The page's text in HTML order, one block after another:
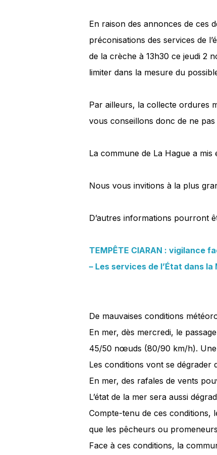
En raison des annonces de ces
préconisations des services de
de la crèche à 13h30 ce jeudi 2
limiter dans la mesure du
Par ailleurs, la collecte ordures
vous conseillons donc de ne
La commune de La Hague a
Nous vous invitions à la plus
D’autres informations pourront
TEMPÊTE CIARAN : vigilance
– Les services de l’État dans la
De mauvaises conditions
En mer, dès mercredi, le
45/50 nœuds (80/90 km/h).
Les conditions vont se dégrader
En mer, des rafales de vents
L’état de la mer sera aussi
Compte-tenu de ces conditions,
que les pêcheurs ou
Face à ces conditions, la